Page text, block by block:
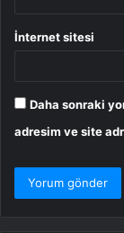
İnternet sitesi
Daha sonraki
adresim ve site